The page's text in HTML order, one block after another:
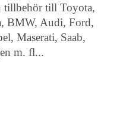
tillbehör till Toyota,
BMW, Audi, Ford,
Maserati, Saab,
m. fl...